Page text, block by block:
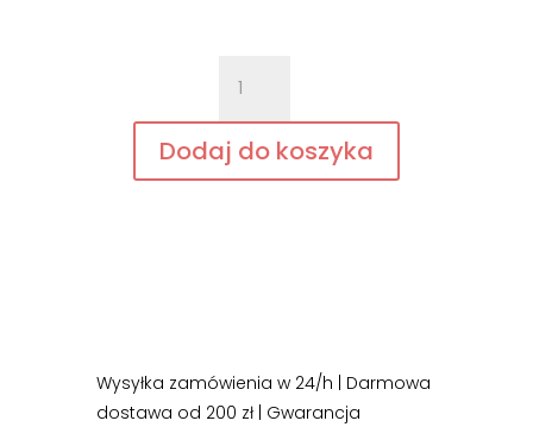
Atopicin
-
szampon
na
Dodaj do koszyka
Wysyłka zamówienia w 24/h | Darmowa
dostawa od 200 zł | Gwarancja